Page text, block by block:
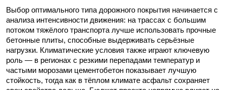
Выбор оптимального типа дорожного покрытия начинается с
анализа интенсивности движения: на трассах с большим
потоком тяжёлого транспорта лучше использовать прочные
бетонные плиты, способные выдерживать серьёзные
нагрузки. Климатические условия также играют ключевую
роль — в регионах с резкими перепадами температур и
частыми морозами цементобетон показывает лучшую
стойкость, тогда как в тёплом климате асфальт сохраняет